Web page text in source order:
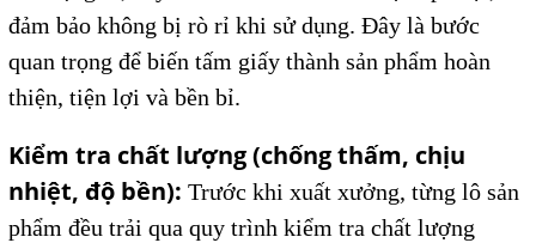
đảm bảo không bị rò rỉ khi sử dụng. Đây là bước
quan trọng để biến tấm giấy thành sản phẩm hoàn
thiện, tiện lợi và bền bỉ.
Kiểm tra chất lượng (chống thấm, chịu
nhiệt, độ bền): Trước khi xuất xưởng, từng lô sản
phẩm đều trải qua quy trình kiểm tra chất lượng